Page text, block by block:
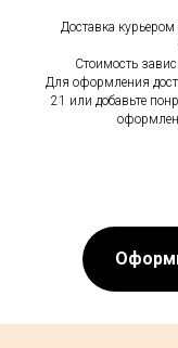
Доставка
Стоимость
Для оформления
21 или добавьте